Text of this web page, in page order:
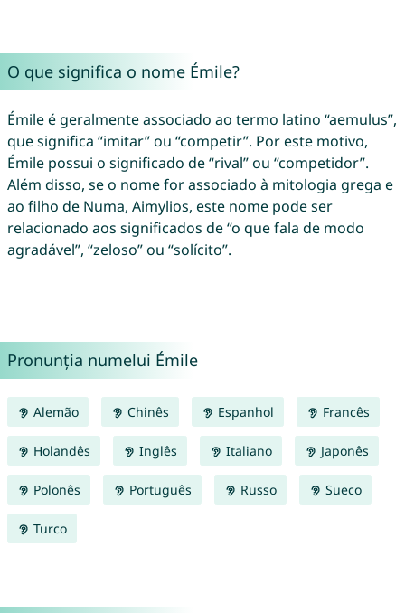
O que significa o nome Émile?
Émile é geralmente associado ao termo latino “aemulus”,
que significa “imitar” ou “competir”. Por este motivo,
Émile possui o significado de “rival” ou “competidor”.
Além disso, se o nome for associado à mitologia grega e
ao filho de Numa, Aimylios, este nome pode ser
relacionado aos significados de “o que fala de modo
agradável”, “zeloso” ou “solícito”.
Pronunția numelui Émile
Alemão Chinês Espanhol Francês
Holandês Inglês Italiano Japonês
Polonês Português Russo Sueco
Turco